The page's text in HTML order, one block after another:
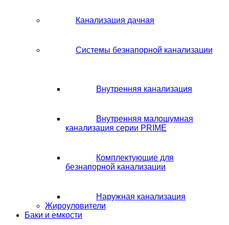
Канализация дачная
Системы безнапорной канализации
Внутренняя канализация
Внутренняя малошумная
канализация серии PRIME
Комплектующие для
безнапорной канализации
Наружная канализация
Жироуловители
Баки и емкости